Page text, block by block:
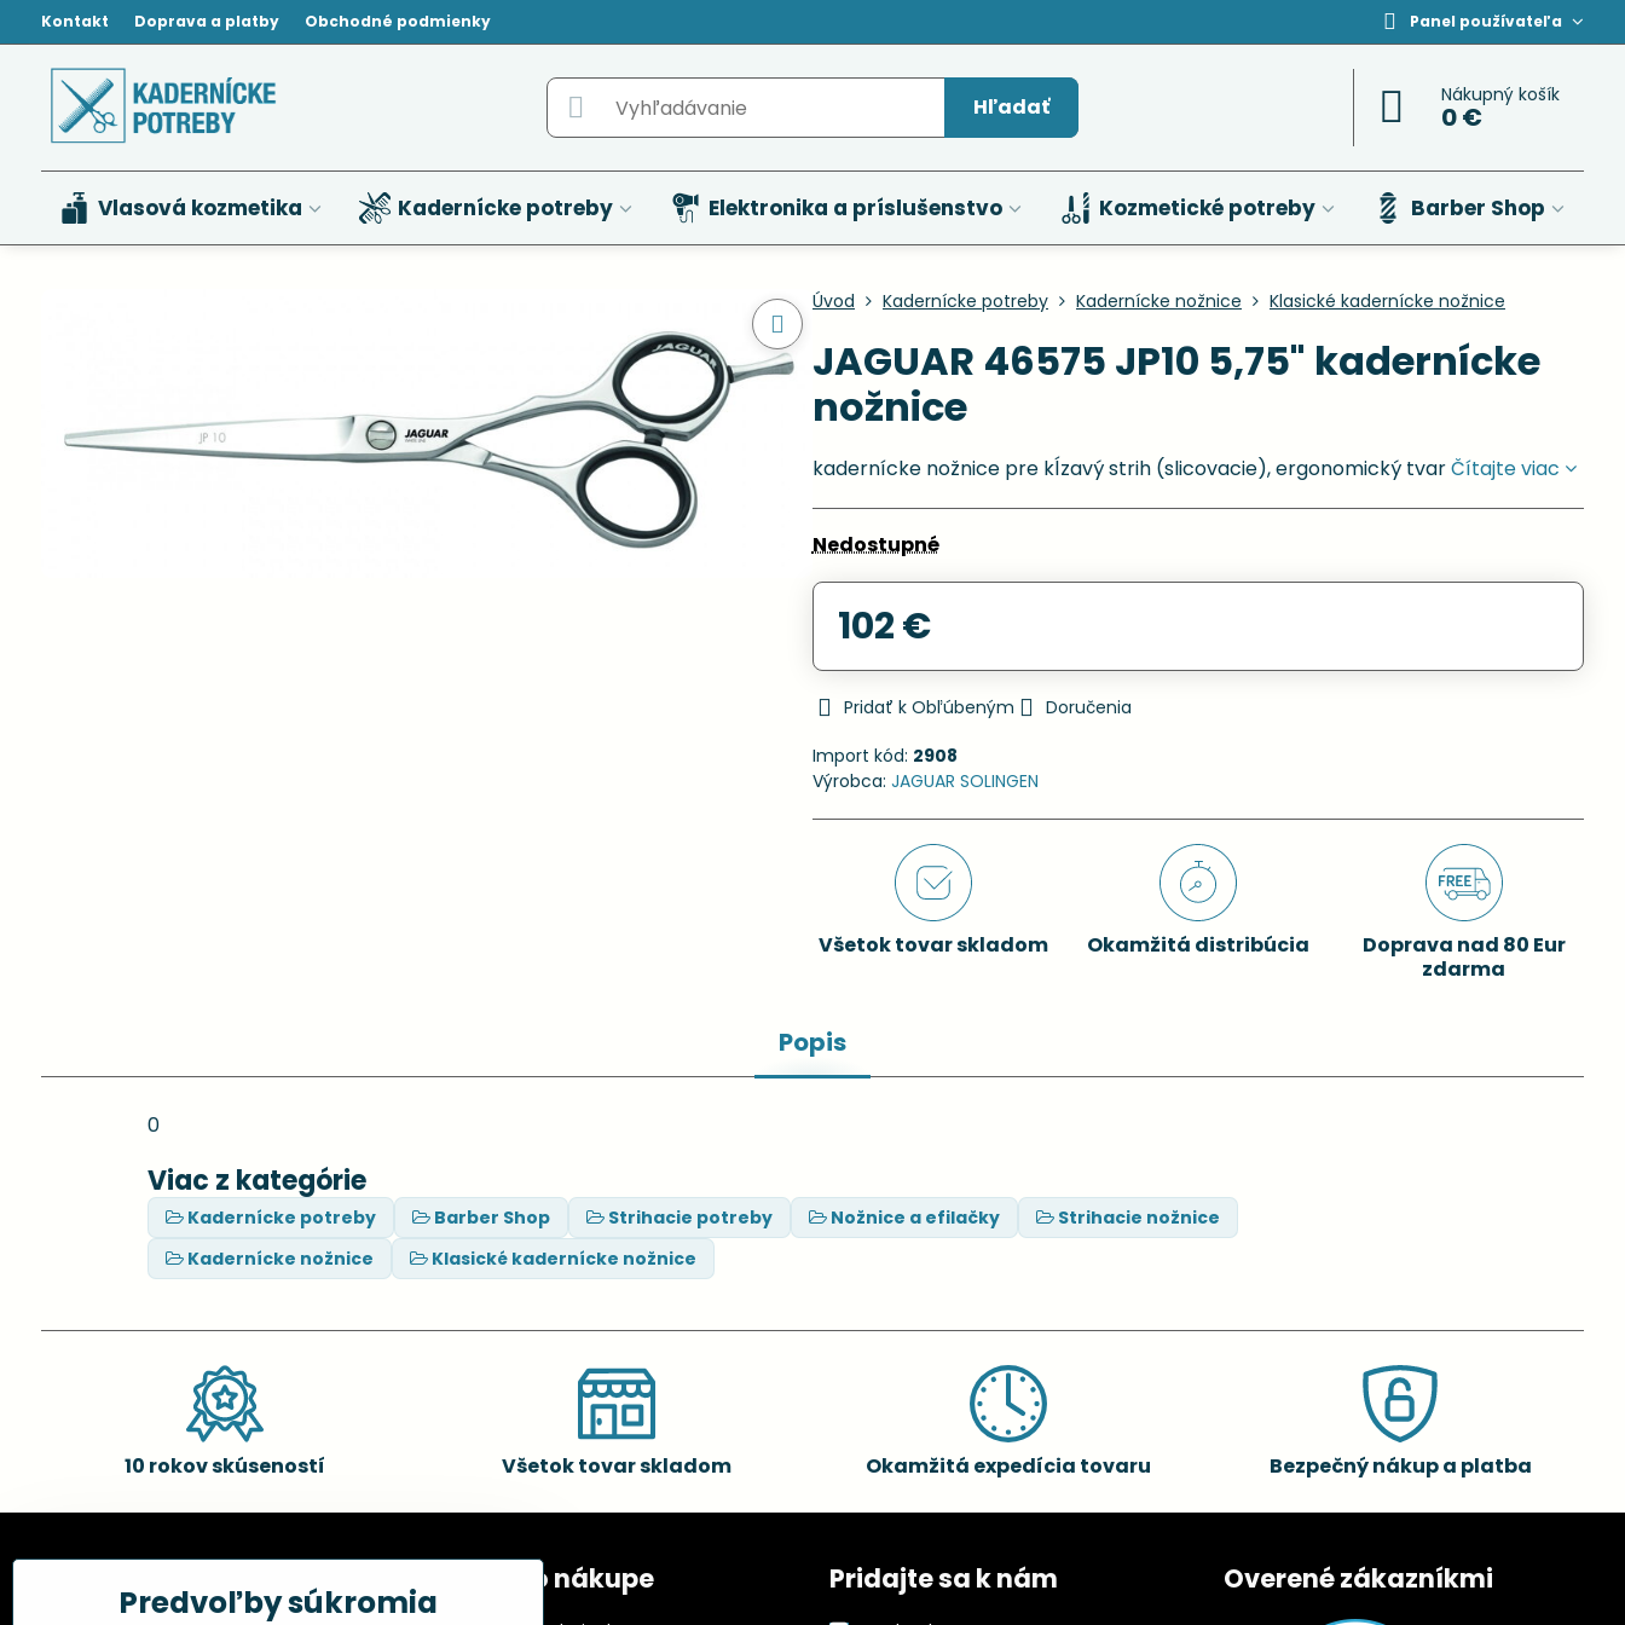
Kontakt Doprava a platby Obchodné podmienky Panel používateľa
Hľadať Nákupný košík
0 €
Vlasová kozmetika Kadernícke potreby Elektronika a príslušenstvo Kozmetické potreby Barber Shop
Úvod Kadernícke potreby Kadernícke nožnice Klasické kadernícke nožnice
JAGUAR 46575 JP10 5,75" kadernícke
nožnice
kadernícke nožnice pre kĺzavý strih (slicovacie), ergonomický tvarČítajte viac
Nedostupné
102 €
Pridať k Obľúbeným
Doručenia
Import kód: 2908
Výrobca: JAGUAR SOLINGEN
Všetok tovar skladom Okamžitá distribúcia
Doprava nad 80 Eur
zdarma
Popis
0
Viac z kategórie
Kadernícke potreby Barber Shop Strihacie potreby Nožnice a efilačky
Strihacie nožnice
Kadernícke nožnice
Klasické kadernícke nožnice
10 rokov skúseností Všetok tovar skladom Okamžitá expedícia tovaru Bezpečný nákup a platba
Kadernícke potreby, s.r.o. Všetko o nákupe Pridajte sa k nám Overené zákazníkmi
Predvoľby súkromia